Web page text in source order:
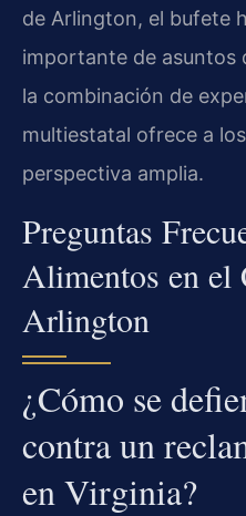
de Arlington, el bufete
importante de asuntos
la combinación de
multiestatal ofrece a
perspectiva amplia.
Preguntas
Alimentos en el
Arlington
¿Cómo se
contra un
en Virginia?